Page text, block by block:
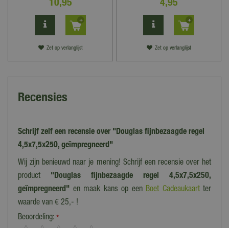
Zet op verlanglijst Zet op verlanglijst
Recensies
Schrijf zelf een recensie over "Douglas fijnbezaagde regel
4,5x7,5x250, geïmpregneerd"
Wij zijn benieuwd naar je mening! Schrijf een recensie over het
product "Douglas fijnbezaagde regel 4,5x7,5x250,
geïmpregneerd" en maak kans op een Boet Cadeaukaartter
waarde van € 25,- !
Beoordeling: *